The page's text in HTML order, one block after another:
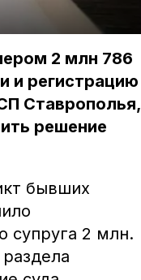
2 млн 786
и регистрацию
Ставрополья,
решение
бывших
супруга 2 млн.